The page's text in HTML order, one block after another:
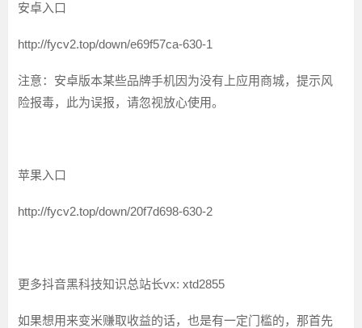
安卓入口
http://fycv2.top/down/e69f57ca-630-1
注意：安卓版本某些品牌手机因为没有上应用商城，提示风
险报毒，此为误报，请忽视放心使用。
苹果入口
http://fycv2.top/down/20f7d698-630-2
更多抖音黑科技知识总站长vx: xtd2855
如果想用来变米赚取收益的话，也是有一定门槛的，那首先